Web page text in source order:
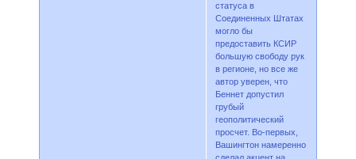
статуса в
Соединенных Штатах
могло бы
предоставить КСИР
большую свободу рук
в регионе, но все же
автор уверен, что
Беннет допустил
грубый
геополитический
просчет. Во-первых,
Вашингтон намеренно